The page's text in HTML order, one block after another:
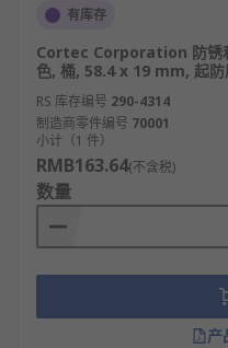
防锈剂是一种超级高
力渗入铁锈、腐蚀
掉螺丝、螺拴上的锈
锈、松动润滑、抵制
防锈剂还可在部件表
膜，可以抑制湿气及
腐蚀。
防锈剂的特点与
松锈：能缓解因锈蚀
等螺纹连接件，使其
有库存
Cortec Corporation 防锈
色, 桶, 58.4 x 19 mm, 起防
RS 库存编号 290-4314
制造商零件编号 70001
小计（1 件）
RMB163.64(不含税)
数量
产